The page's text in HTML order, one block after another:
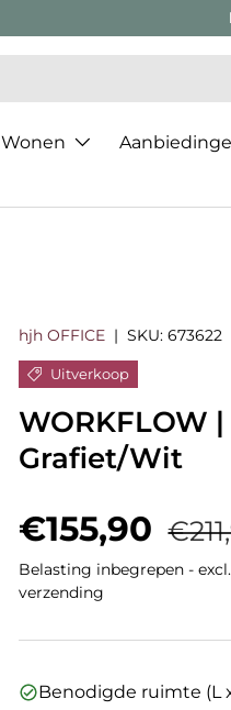
Wonen
hjh OFFICE |SKU: 673622
Uitverkoop
WORKFLOW
Grafiet/Wit
€155,90
Belasting inbegrepen -
verzending
Benodigde ruimte (L